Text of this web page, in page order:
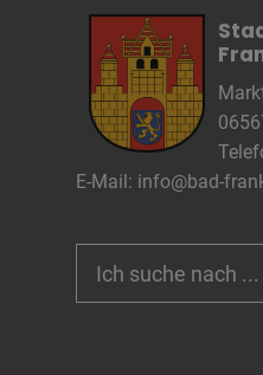
E-Mail: info@bad-
for:
Cookie Name
Cookie Laufzeit
Cookies
Cookie Name